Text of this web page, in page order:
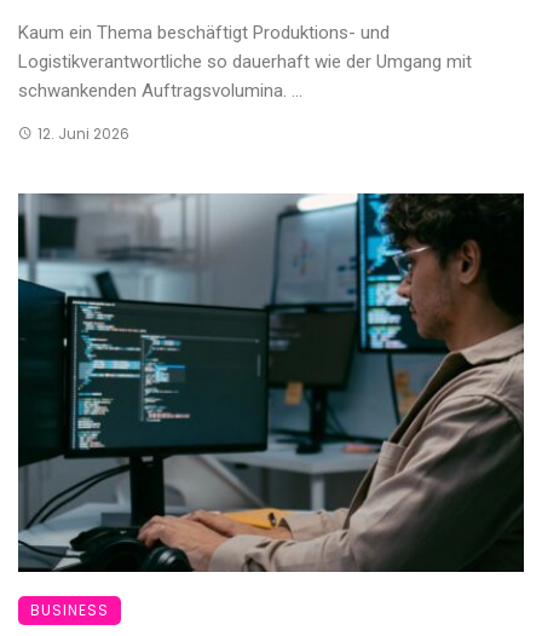
Kaum ein Thema beschäftigt Produktions- und
Logistikverantwortliche so dauerhaft wie der Umgang mit
schwankenden Auftragsvolumina. ...
12. Juni 2026
BUSINESS